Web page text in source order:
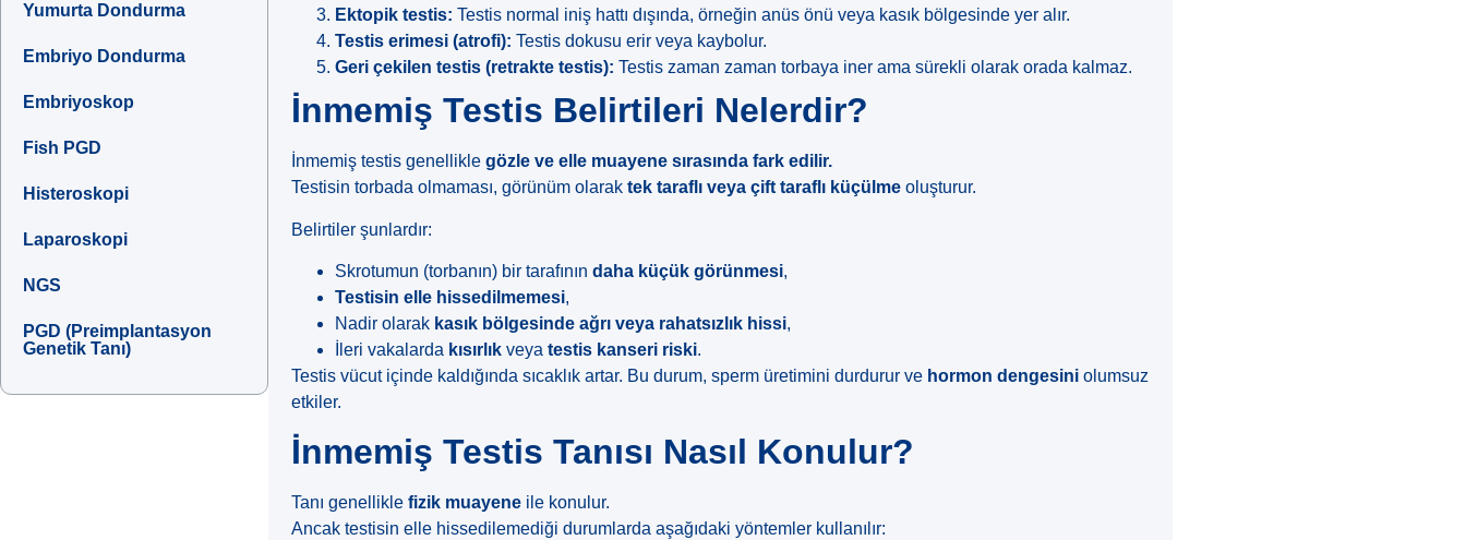
Yumurta Dondurma
Embriyo Dondurma
Embriyoskop
Fish PGD
Histeroskopi
Laparoskopi
NGS
PGD (Preimplantasyon
Genetik Tanı)
Ektopik testis: Testis normal iniş hattı dışında, örneğin anüs önü veya kasık bölgesinde yer alır.
Testis erimesi (atrofi): Testis dokusu erir veya kaybolur.
Geri çekilen testis (retrakte testis): Testis zaman zaman torbaya iner ama sürekli olarak orada kalmaz.
İnmemiş Testis Belirtileri Nelerdir?
İnmemiş testis genelliklegözle ve elle muayene sırasında fark edilir.
Testisin torbada olmaması, görünüm olaraktek taraflı veya çift taraflı küçülme oluşturur.
Belirtiler şunlardır:
Skrotumun (torbanın) bir tarafınındaha küçük görünmesi,
Testisin elle hissedilmemesi,
Nadir olarak kasık bölgesinde ağrı veya rahatsızlık hissi,
İleri vakalarda kısırlık veyatestis kanseri riski.
Testis vücut içinde kaldığında sıcaklık artar. Bu durum, sperm üretimini durdurur ve hormon dengesini olumsuz
etkiler.
İnmemiş Testis Tanısı Nasıl Konulur?
Tanı genelliklefizik muayene ile konulur.
Ancak testisin elle hissedilemediği durumlarda aşağıdaki yöntemler kullanılır: